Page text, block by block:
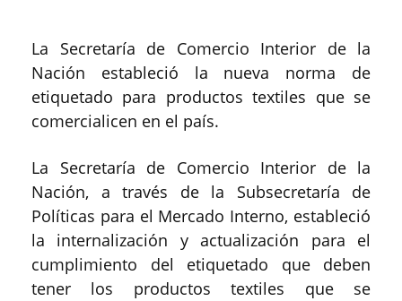
La Secretaría de Comercio Interior de la
Nación estableció la nueva norma de
etiquetado para productos textiles que se
comercialicen en el país.
La Secretaría de Comercio Interior de la
Nación, a través de la Subsecretaría de
Políticas para el Mercado Interno, estableció
la internalización y actualización para el
cumplimiento del etiquetado que deben
tener los productos textiles que se